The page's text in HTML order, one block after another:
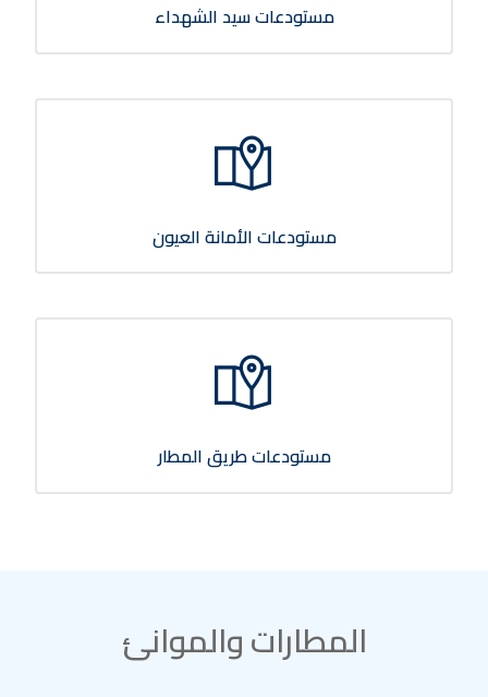
مستودعات سيد الشهداء
مستودعات الأمانة العيون
مستودعات طريق المطار
المطارات والموانئ